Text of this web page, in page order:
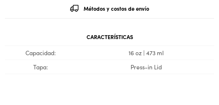
Métodos y costos de envío
CARACTERÍSTICAS
Capacidad
16 oz | 473 ml
Tapa
Press-in Lid